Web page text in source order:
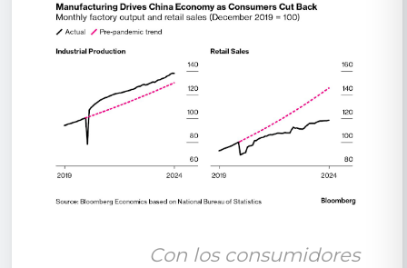
Con los consumidores